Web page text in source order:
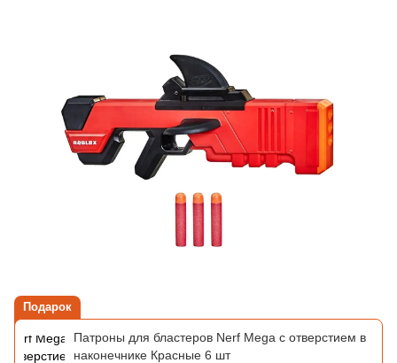
Подарок
Патроны для бластеров Nerf Mega с отверстием в
наконечнике Красные 6 шт